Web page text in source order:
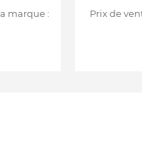
marque :
Prix de